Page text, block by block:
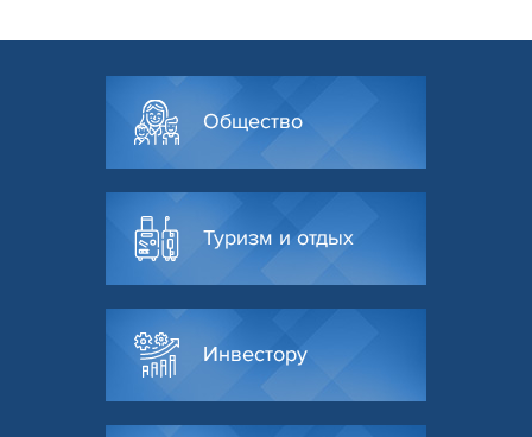
Общество
Туризм и отдых
Инвестору